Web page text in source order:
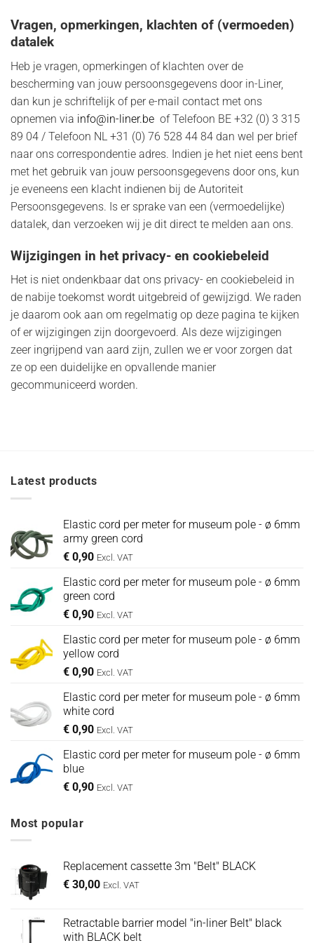
Vragen, opmerkingen, klachten of (vermoeden)
datalek
Heb je vragen, opmerkingen of klachten over de
bescherming van jouw persoonsgegevens door in-Liner,
dan kun je schriftelijk of per e-mail contact met ons
opnemen via info@in-liner.be of Telefoon BE +32 (0) 3 315
89 04 / Telefoon NL +31 (0) 76 528 44 84 dan wel per brief
naar ons correspondentie adres. Indien je het niet eens bent
met het gebruik van jouw persoonsgegevens door ons, kun
je eveneens een klacht indienen bij de Autoriteit
Persoonsgegevens. Is er sprake van een (vermoedelijke)
datalek, dan verzoeken wij je dit direct te melden aan ons.
Wijzigingen in het privacy- en cookiebeleid
Het is niet ondenkbaar dat ons privacy- en cookiebeleid in
de nabije toekomst wordt uitgebreid of gewijzigd. We raden
je daarom ook aan om regelmatig op deze pagina te kijken
of er wijzigingen zijn doorgevoerd. Als deze wijzigingen
zeer ingrijpend van aard zijn, zullen we er voor zorgen dat
ze op een duidelijke en opvallende manier
gecommuniceerd worden.
Latest products
Elastic cord per meter for museum pole - ø 6mm
army green cord
€ 0,90 Excl. VAT
Elastic cord per meter for museum pole - ø 6mm
green cord
€ 0,90 Excl. VAT
Elastic cord per meter for museum pole - ø 6mm
yellow cord
€ 0,90 Excl. VAT
Elastic cord per meter for museum pole - ø 6mm
white cord
€ 0,90 Excl. VAT
Elastic cord per meter for museum pole - ø 6mm
blue
€ 0,90 Excl. VAT
Most popular
Replacement cassette 3m "Belt" BLACK
€ 30,00 Excl. VAT
Retractable barrier model "in-liner Belt" black
with BLACK belt